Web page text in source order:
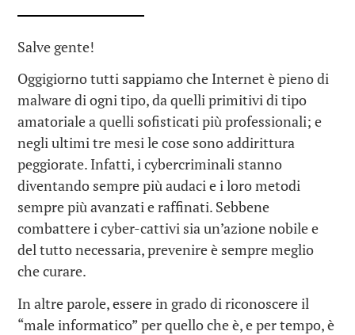
Salve gente!
Oggigiorno tutti sappiamo che Internet è pieno di
malware di ogni tipo, da quelli primitivi di tipo
amatoriale a quelli sofisticati più professionali; e
negli ultimi tre mesi le cose sono addirittura
peggiorate. Infatti, i cybercriminali stanno
diventando sempre più audaci e i loro metodi
sempre più avanzati e raffinati. Sebbene
combattere i cyber-cattivi sia un’azione nobile e
del tutto necessaria, prevenire è sempre meglio
che curare.
In altre parole, essere in grado di riconoscere il
“male informatico” per quello che è, e per tempo, è